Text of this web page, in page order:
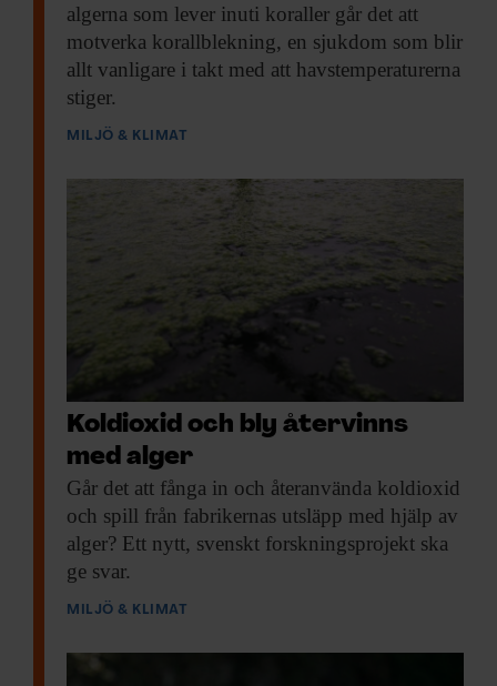
algerna som lever inuti koraller går det att
motverka korallblekning, en sjukdom som blir
allt vanligare i takt med att havstemperaturerna
stiger.
MILJÖ & KLIMAT
Koldioxid och bly återvinns
med alger
Går det att fånga in och återanvända koldioxid
och spill från fabrikernas utsläpp med hjälp av
alger? Ett nytt, svenskt forskningsprojekt ska
ge svar.
MILJÖ & KLIMAT